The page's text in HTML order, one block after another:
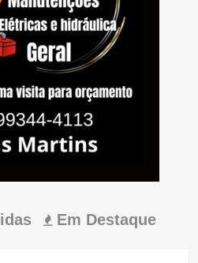
Em Destaque